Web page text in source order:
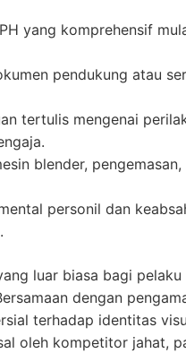
yang komprehensif
pendukung atau
tertulis mengenai
blender,
personil dan
luar biasa bagi pelaku
dengan
terhadap identitas
oleh kompetitor jahat,